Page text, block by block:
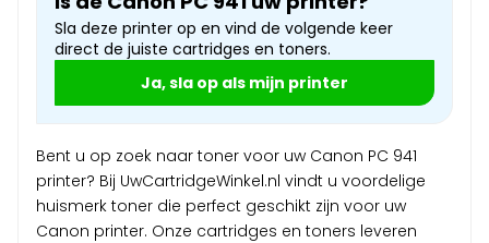
Sla deze printer op en vind de volgende keer
direct de juiste cartridges en toners.
Ja, sla op als mijn printer
Bent u op zoek naar toner voor uw Canon PC 941
printer? Bij UwCartridgeWinkel.nl vindt u voordelige
huismerk toner die perfect geschikt zijn voor uw
Canon printer. Onze cartridges en toners leveren